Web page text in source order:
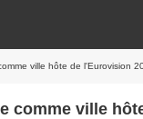
ville hôte de l'Eurovision
comme ville